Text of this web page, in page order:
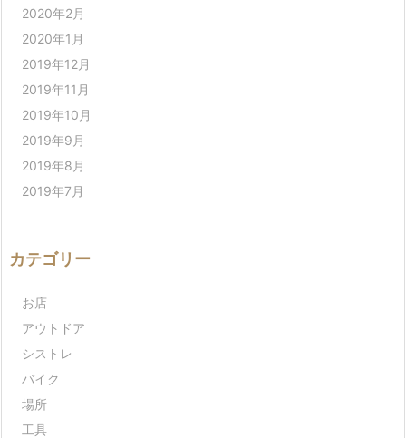
2020年2月
2020年1月
2019年12月
2019年11月
2019年10月
2019年9月
2019年8月
2019年7月
カテゴリー
お店
アウトドア
シストレ
バイク
場所
工具